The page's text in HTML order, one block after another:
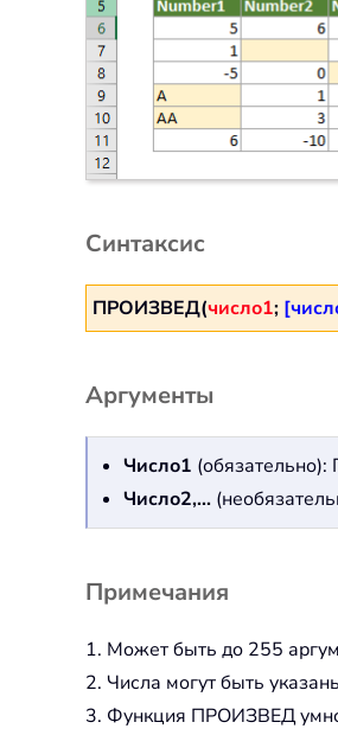
Синтаксис
ПРОИЗВЕД(число1;
Аргументы
Число1
Число2,...
Примечания
1. Может быть до 255
2. Числа могут быть
3. Функция ПРОИЗВЕД